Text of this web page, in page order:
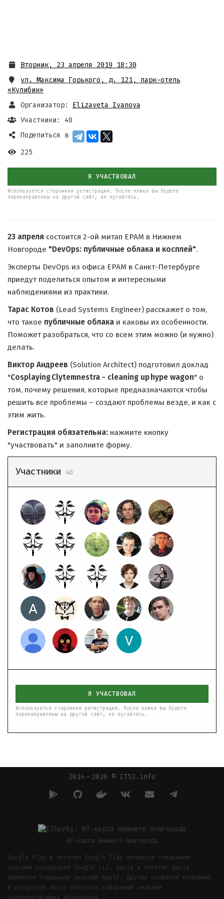
Вторник, 23 апреля 2019 18:30
ул. Максима Горького, д. 121, парк-отель
«Кулибин»
Организатор:
Elizaveta Ivanova
Участники: 40
Поделиться в
225
Я УЧАСТВОВАЛ
Используется сторонняя регистрация. После клика вы будете
перенаправлены на другой сайт, не пугайтесь.
23 апреля состоится 2-ой митап EPAM в Нижнем
Новгороде "DevOps: публичные облака и косплей".
Эксперты DevOps из офиса EPAM в Санкт-Петербурге
приедут поделиться опытом и интересными
наблюдениями из практики.
Тарас Котов (Lead Systems Engineer) расскажет о том,
что такое публичные облака и каковы их особенности.
Поможет разобраться, что со всем этим можно (и нужно)
делать.
Виктор Андреев (Solution Architect) подготовил доклад
"Cosplaying Clytemnestra - cleaning up hype wagon" о
том, почему решения, которые предназначаются чтобы
решить все проблемы – создают проблемы везде, и как с
этим жить.
Регистрация обязательна: нажмите кнопку
"участвовать" и заполните форму.
Участники 40
Я УЧАСТВОВАЛ
Используется сторонняя регистрация. После клика вы будете
перенаправлены на другой сайт, не пугайтесь.
2014 — 2026 © IT52.info
ИТ-карта Нижнего Новгорода
Google Play и логотип Google Play являются товарными
знаками корпорации Google LLC. Apple и логотип Apple
являются товарными знаками Apple. Другие названия компаний
и продуктов могут являться товарными знаками